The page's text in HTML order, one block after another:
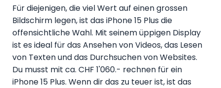
Für diejenigen, die viel Wert auf einen grossen
Bildschirm legen, ist das iPhone 15 Plus die
offensichtliche Wahl. Mit seinem üppigen Display
ist es ideal für das Ansehen von Videos, das Lesen
von Texten und das Durchsuchen von Websites.
Du musst mit ca. CHF 1'060.- rechnen für ein
iPhone 15 Plus. Wenn dir das zu teuer ist, ist das